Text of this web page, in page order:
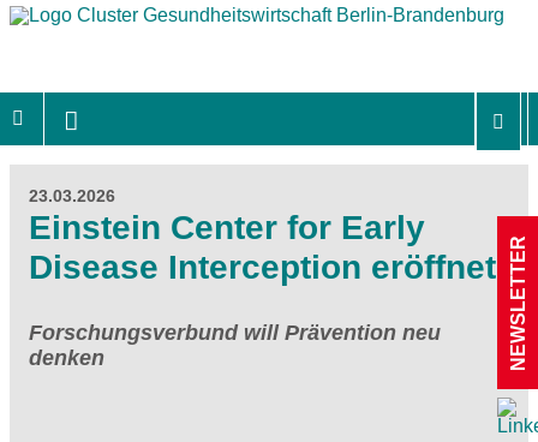
23.03.2026
Einstein Center for Early
Disease Interception eröffnet
Forschungsverbund will Prävention neu
denken
NEWSLETTER